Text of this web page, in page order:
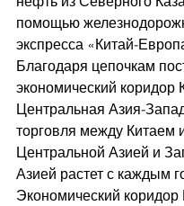
помощью
экспресса «Китай-
Благодаря цепочкам
экономический коридор
Центральная Азия-
торговля между Китаем
Центральной Азией и
Азией растет с каждым
Экономический коридор